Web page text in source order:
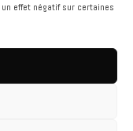
effet négatif sur certaines